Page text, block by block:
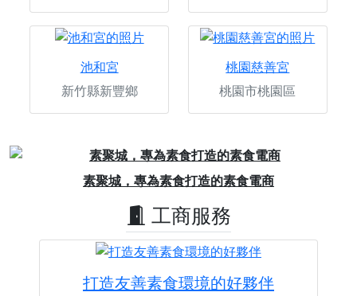
池和宮
新竹縣新豐鄉
桃園慈善宮
桃園市桃園區
素聚城，專為素食打造的素食電商
Previous
工商服務
打造友善素食環境的好夥伴